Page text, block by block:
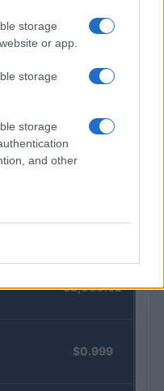
storage
or app.
storage
storage
and other
$2,034.90
$65,277.00
$1,933.29
$2,030.62
$0.999